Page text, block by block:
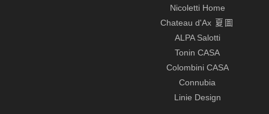
Nicoletti Home
Chateau d'Ax 夏圖
ALPA Salotti
Tonin CASA
Colombini CASA
Connubia
Linie Design